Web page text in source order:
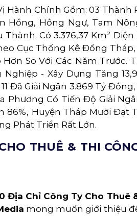
Hành Chính Gồm: 03 Thành
Hồng, Hồng Ngự, Tam
Có 3.376,37 Km²
Cục Thống Kê Đồng
Hơn So Với Các Năm
Nghiệp - Xây Dựng Tăng
Đã Giải Ngân 3.869 Tỷ
Phương Có Tiến Độ Giải
86%, Huyện Tháp Mười Đạt
Phát Triển Rất Lớn.
THUÊ & THI
Địa Chỉ Công Ty Cho Thuê
mong muốn giới thiệu